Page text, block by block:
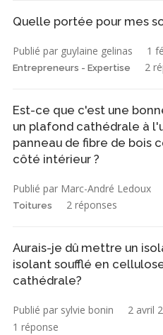
Quelle portée pour mes
Publié par guylaine gelinas 1
Entrepreneurs - Expertise 2
Est-ce que c'est une
un plafond cathédrale à
panneau de fibre de bois
côté intérieur ?
Publié par Marc-André Ledoux
Toitures 2 réponses
Aurais-je dû mettre un
isolant soufflé en
cathédrale?
Publié par sylvie bonin 2 avril
1 réponse